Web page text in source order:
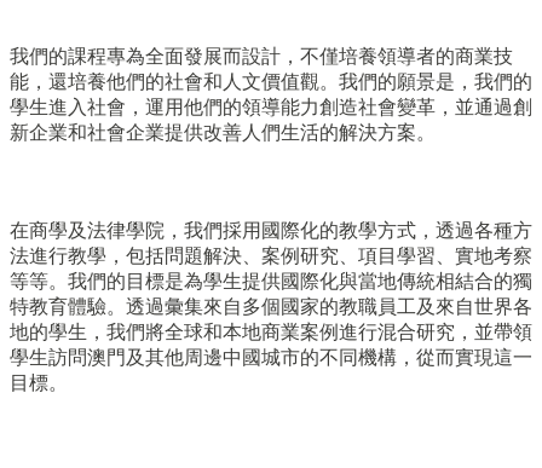
我們的課程專為全面發展而設計，不僅培養領導者的商業技
能，還培養他們的社會和人文價值觀。我們的願景是，我們的
學生進入社會，運用他們的領導能力創造社會變革，並通過創
新企業和社會企業提供改善人們生活的解決方案。
在商學及法律學院，我們採用國際化的教學方式，透過各種方
法進行教學，包括問題解決、案例研究、項目學習、實地考察
等等。我們的目標是為學生提供國際化與當地傳統相結合的獨
特教育體驗。透過彙集來自多個國家的教職員工及來自世界各
地的學生，我們將全球和本地商業案例進行混合研究，並帶領
學生訪問澳門及其他周邊中國城市的不同機構，從而實現這一
目標。